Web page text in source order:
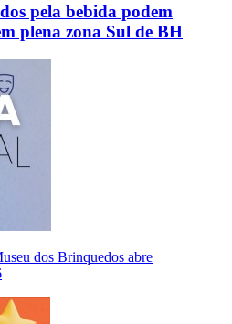
pela bebida podem
plena zona Sul de BH
dos Brinquedos abre